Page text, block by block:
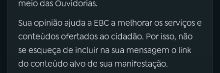
meio das Ouvidorias.
Sua opinião ajuda a EBC a melhorar os serviços e
conteúdos ofertados ao cidadão. Por isso, não
se esqueça de incluir na sua mensagem o link
do conteúdo alvo de sua manifestação.